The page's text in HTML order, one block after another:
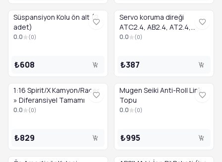
Süspansiyon Kolu ön alt (2
adet)
0.0 (0)
₺608
Servo koruma direği
ATC2.4, AB2.4, AT2.4,
AMT2.4 için uygundur
0.0 (0)
₺387
1:16 Spirit/X Kamyon/Racer
» Diferansiyel Tamamı
0.0 (0)
₺829
Mugen Seiki Anti-Roll Link
Topu
0.0 (0)
₺995